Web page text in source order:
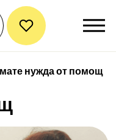
нужда от помощ